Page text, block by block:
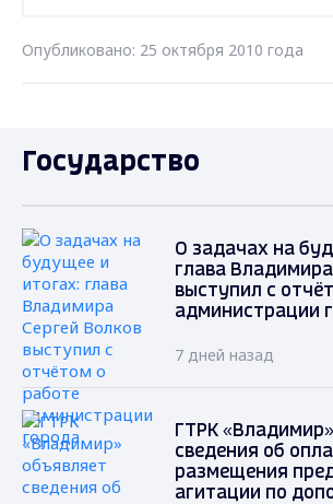
Опубликовано: 25 октября 2010 года
Государство
О задачах на
глава
выступил с
администрации
7 дней назад
ГТРК
сведения об
размещения
агитации по